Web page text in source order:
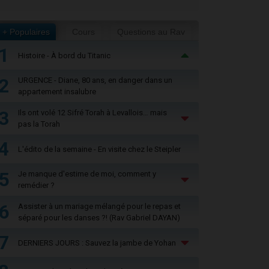
+ Populaires
Histoire - À bord du Titanic
URGENCE - Diane, 80 ans, en danger dans un
appartement insalubre
Ils ont volé 12 Sifré Torah à Levallois… mais
pas la Torah
L'édito de la semaine - En visite chez le Steipler
Je manque d'estime de moi, comment y
remédier ?
Assister à un mariage mélangé pour le repas et
séparé pour les danses ?! (Rav Gabriel DAYAN)
DERNIERS JOURS : Sauvez la jambe de Yohan